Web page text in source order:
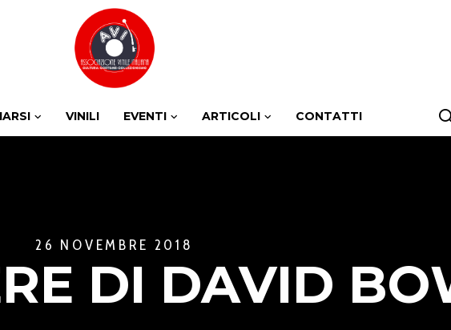
VINILI EVENTI ARTICOLI CONTATTI
26 NOVEMBRE 2018
DI DAVID